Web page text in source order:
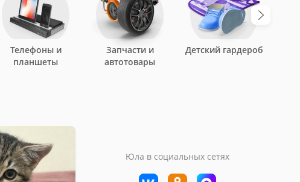
Телефоны и
планшеты
Запчасти и
автотовары
Детский гардероб
Юла в социальных сетях